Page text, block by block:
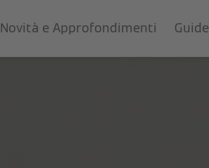
Novità e Approfondimenti Guide